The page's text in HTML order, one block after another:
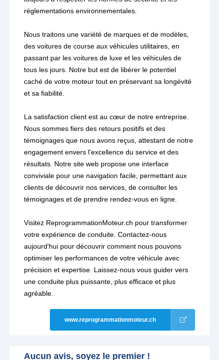
réglementations environnementales.
Nous traitons une variété de marques et de modèles,
des voitures de course aux véhicules utilitaires, en
passant par les voitures de luxe et les véhicules de
tous les jours. Notre but est de libérer le potentiel
caché de votre moteur tout en préservant sa longévité
et sa fiabilité.
La satisfaction client est au cœur de notre entreprise.
Nous sommes fiers des retours positifs et des
témoignages que nous avons reçus, attestant de notre
engagement envers l'excellence du service et des
résultats. Notre site web propose une interface
conviviale pour une navigation facile, permettant aux
clients de découvrir nos services, de consulter les
témoignages et de prendre rendez-vous en ligne.
Visitez ReprogrammationMoteur.ch pour transformer
votre expérience de conduite. Contactez-nous
aujourd'hui pour découvrir comment nous pouvons
optimiser les performances de votre véhicule avec
précision et expertise. Laissez-nous vous guider vers
une conduite plus puissante, plus efficace et plus
agréable.
www.reprogrammationmoteur.ch
Aucun avis, soyez le premier !